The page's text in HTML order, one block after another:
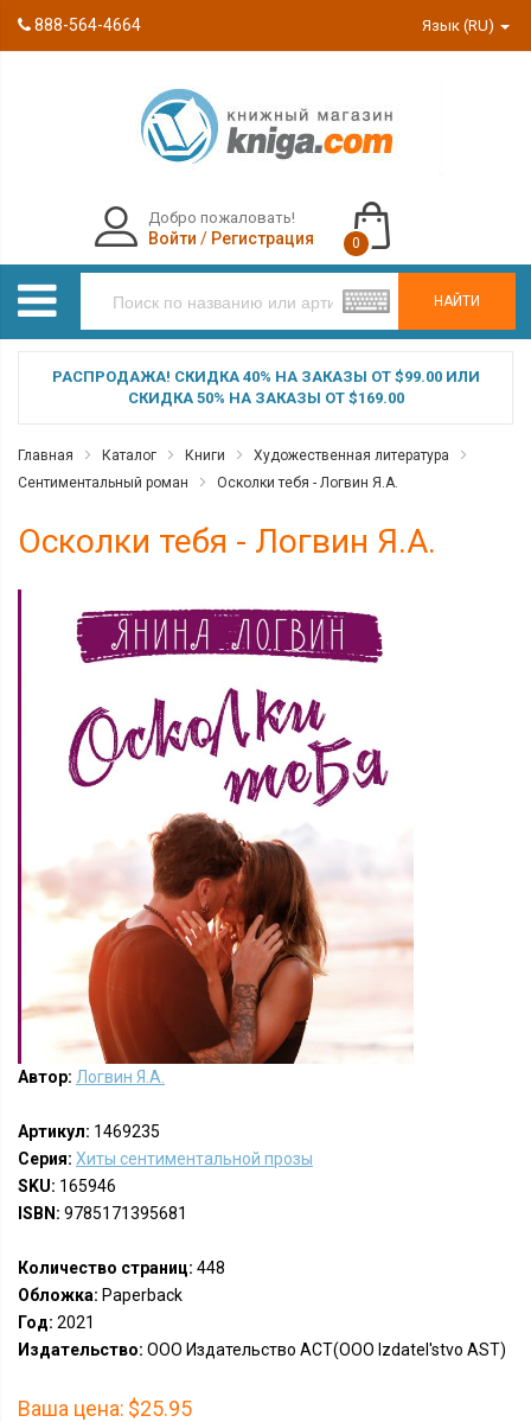
888-564-4664 Язык (RU)
НАЙТИ
Добро пожаловать!
Войти / Регистрация 0
РАСПРОДАЖА! СКИДКА 40% НА ЗАКАЗЫ ОТ $99.00 ИЛИ
СКИДКА 50% НА ЗАКАЗЫ ОТ $169.00
Главная Каталог Книги
Художественная литература
Сентиментальный роман
Осколки тебя - Логвин Я.А.
Осколки тебя - Логвин Я.А.
Автор: Логвин Я.А.
Артикул: 1469235
Серия: Хиты сентиментальной прозы
SKU: 165946
ISBN: 9785171395681
Количество страниц: 448
Обложка: Paperback
Год: 2021
Издательство: ООО Издательство АСТ(OOO Izdatel'stvo AST)
Ваша цена: $25.95